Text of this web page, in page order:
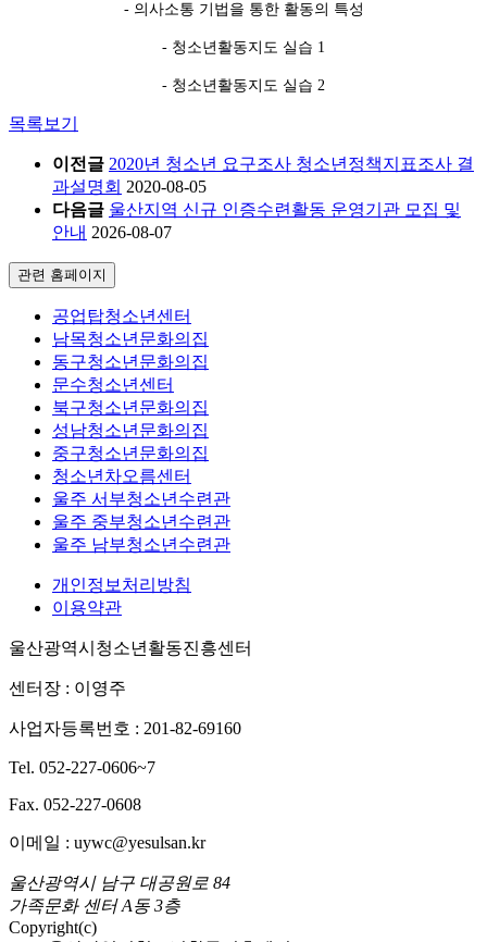
- 의사소통 기법을 통한 활동의 특성
- 청소년활동지도 실습 1
- 청소년활동지도 실습 2
목록보기
이전글 2020년 청소년 요구조사 청소년정책지표조사 결
과설명회 2020-08-05
다음글 울산지역 신규 인증수련활동 운영기관 모집 및
안내 2026-08-07
관련 홈페이지
공업탑청소년센터
남목청소년문화의집
동구청소년문화의집
문수청소년센터
북구청소년문화의집
성남청소년문화의집
중구청소년문화의집
청소년차오름센터
울주 서부청소년수련관
울주 중부청소년수련관
울주 남부청소년수련관
개인정보처리방침
이용약관
울산광역시청소년활동진흥센터
센터장 : 이영주
사업자등록번호 : 201-82-69160
Tel. 052-227-0606~7
Fax. 052-227-0608
이메일 : uywc@yesulsan.kr
울산광역시 남구 대공원로 84
가족문화 센터 A동 3층
Copyright(c)